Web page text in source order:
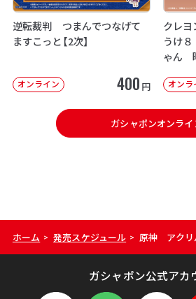
逆転裁判 つまんでつなげて
ますこっと【2次】
オンライン 400 円
クレ
うけ
ゃん
オンラ
ガシャポンオンライ
ホーム > 発売スケジュール > 原神 アクリ
ガシャポン公式アカ